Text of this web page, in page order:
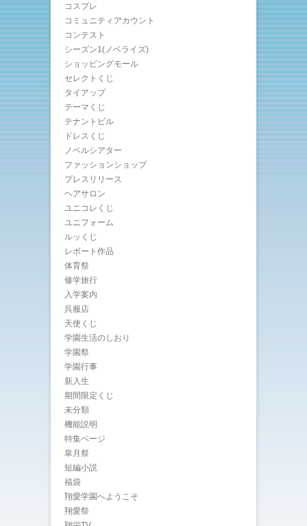
コスプレ
コミュニティアカウント
コンテスト
シーズン1(ノベライズ)
ショッピングモール
セレクトくじ
タイアップ
テーマくじ
テナントビル
ドレスくじ
ノベルシアター
ファッションショップ
プレスリリース
ヘアサロン
ユニコレくじ
ユニフォーム
ルッくじ
レポート作品
体育祭
修学旅行
入学案内
呉服店
天使くじ
学園生活のしおり
学園祭
学園行事
新入生
期間限定くじ
未分類
機能説明
特集ページ
皐月祭
短編小説
福袋
翔愛学園へようこそ
翔愛祭